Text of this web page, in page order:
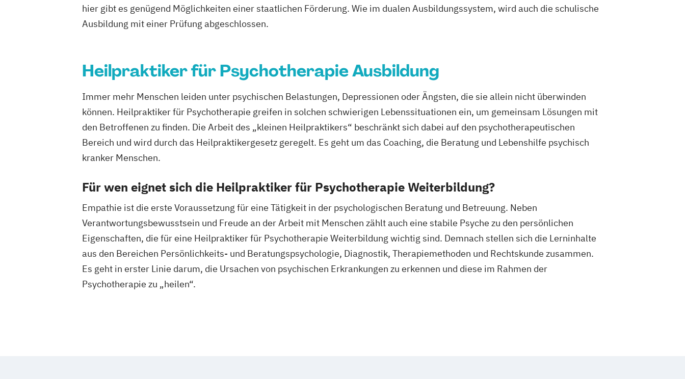
hier gibt es genügend Möglichkeiten einer staatlichen Förderung. Wie im dualen Ausbildungssystem, wird auch die schulische
Ausbildung mit einer Prüfung abgeschlossen.
Heilpraktiker für Psychotherapie Ausbildung
Immer mehr Menschen leiden unter psychischen Belastungen, Depressionen oder Ängsten, die sie allein nicht überwinden
können. Heilpraktiker für Psychotherapie greifen in solchen schwierigen Lebenssituationen ein, um gemeinsam Lösungen mit
den Betroffenen zu finden. Die Arbeit des „kleinen Heilpraktikers“ beschränkt sich dabei auf den psychotherapeutischen
Bereich und wird durch das Heilpraktikergesetz geregelt. Es geht um das Coaching, die Beratung und Lebenshilfe psychisch
kranker Menschen.
Für wen eignet sich die Heilpraktiker für Psychotherapie Weiterbildung?
Empathie ist die erste Voraussetzung für eine Tätigkeit in der psychologischen Beratung und Betreuung. Neben
Verantwortungsbewusstsein und Freude an der Arbeit mit Menschen zählt auch eine stabile Psyche zu den persönlichen
Eigenschaften, die für eine Heilpraktiker für Psychotherapie Weiterbildung wichtig sind. Demnach stellen sich die Lerninhalte
aus den Bereichen Persönlichkeits- und Beratungspsychologie, Diagnostik, Therapiemethoden und Rechtskunde zusammen.
Es geht in erster Linie darum, die Ursachen von psychischen Erkrankungen zu erkennen und diese im Rahmen der
Psychotherapie zu „heilen“.